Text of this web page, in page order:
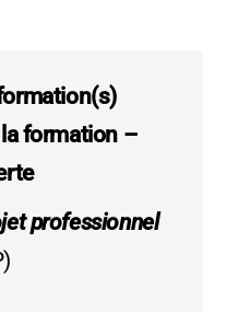
formation –
professionnel